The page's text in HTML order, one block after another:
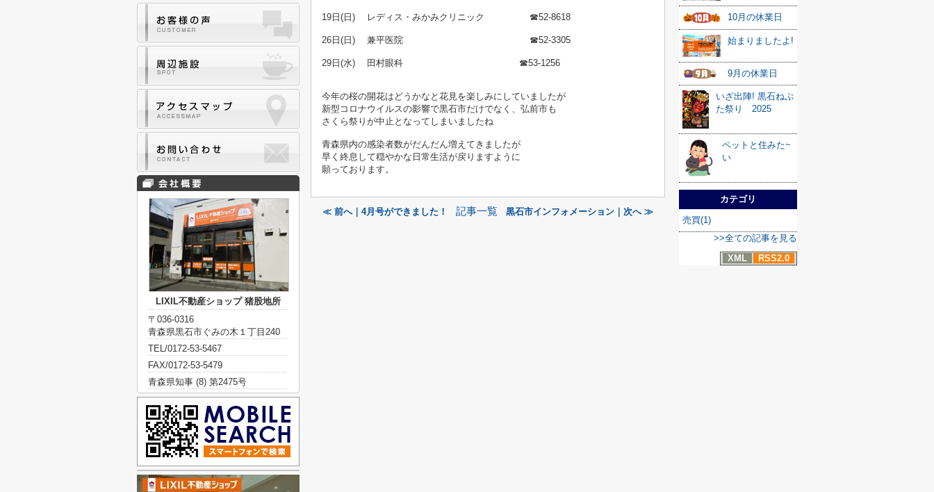
19日(日) レディス・みかみクリニック ☎52-8618
26日(日) 兼平医院 ☎52-3305
29日(水) 田村眼科 ☎53-1256
今年の桜の開花はどうかなと 花見を楽しみにしていましたが
新型コロナウイルスの影響で黒石市だけでなく、弘前市も
さくら祭りが中止となってしまいましたね
青森県内の感染者数がだんだん増えてきましたが
早く終息して穏やかな日常生活が戻りますように
願っております。
≪ 前へ｜4月号ができました！ 記事一覧 黒石市インフォメーション｜次へ ≫
10月の休業日
始まりましたよ!
9月の休業日
いざ出陣! 黒石ねぷ
た祭り 2025
ペットと住みた~
い
カテゴリ
売買(1)
>>全ての記事を見る
XML
RSS2.0
LIXIL不動産ショップ 猪股地所
〒036-0316
青森県黒石市ぐみの木１丁目240
TEL/0172-53-5467
FAX/0172-53-5479
青森県知事 (8) 第2475号